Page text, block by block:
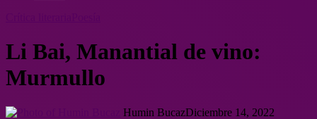
Li Bai, Manantial de vino:
Murmullo
Humin BucazDiciembre 14, 2022